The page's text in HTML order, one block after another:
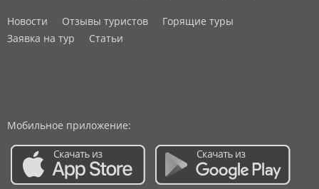
Новости Отзывы туристов
Горящие туры
Заявка на тур
Статьи
Мобильное приложение: